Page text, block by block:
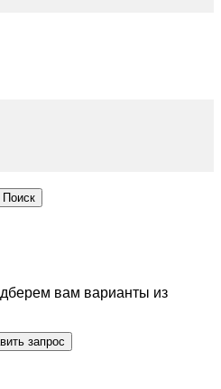
Поиск
вам варианты из
запрос